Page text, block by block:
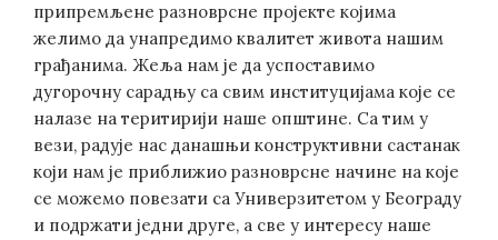
припремљене разноврсне пројекте којима
желимо да унапредимо квалитет живота нашим
грађанима. Жеља нам је да успоставимо
дугорочну сарадњу са свим институцијама које се
налазе на теритирији наше општине. Са тим у
вези, радује нас данашњи конструктивни састанак
који нам је приближио разноврсне начине на које
се можемо повезати са Универзитетом у Београду
и подржати једни друге, а све у интересу наше